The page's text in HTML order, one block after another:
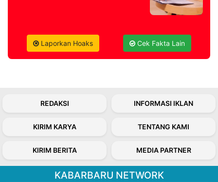
Laporkan Hoaks Cek Fakta Lain
REDAKSI INFORMASI IKLAN
KIRIM KARYA TENTANG KAMI
KIRIM BERITA MEDIA PARTNER
KABARBARU NETWORK